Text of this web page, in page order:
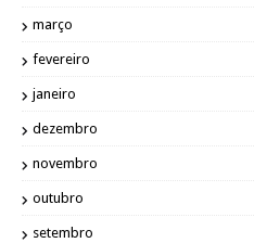
março
fevereiro
janeiro
dezembro
novembro
outubro
setembro